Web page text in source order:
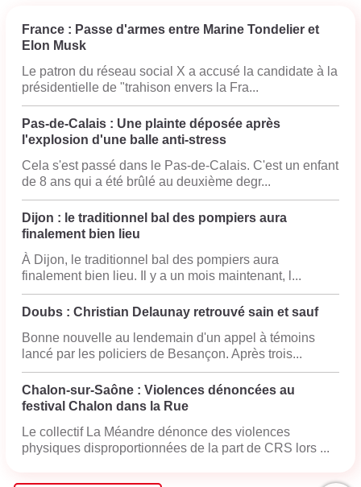
France : Passe d'armes entre Marine Tondelier et
Elon Musk
Le patron du réseau social X a accusé la candidate à la
présidentielle de "trahison envers la Fra...
Pas-de-Calais : Une plainte déposée après
l'explosion d'une balle anti-stress
Cela s'est passé dans le Pas-de-Calais. C'est un enfant
de 8 ans qui a été brûlé au deuxième degr...
Dijon : le traditionnel bal des pompiers aura
finalement bien lieu
À Dijon, le traditionnel bal des pompiers aura
finalement bien lieu. Il y a un mois maintenant, l...
Doubs : Christian Delaunay retrouvé sain et sauf
Bonne nouvelle au lendemain d'un appel à témoins
lancé par les policiers de Besançon. Après trois...
Chalon-sur-Saône : Violences dénoncées au
festival Chalon dans la Rue
Le collectif La Méandre dénonce des violences
physiques disproportionnées de la part de CRS lors ...